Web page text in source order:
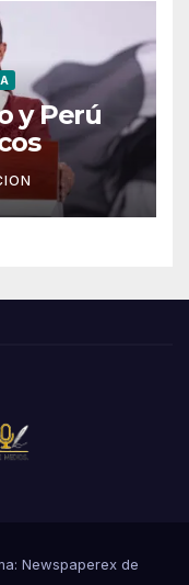
y Perú
Newspaperex de